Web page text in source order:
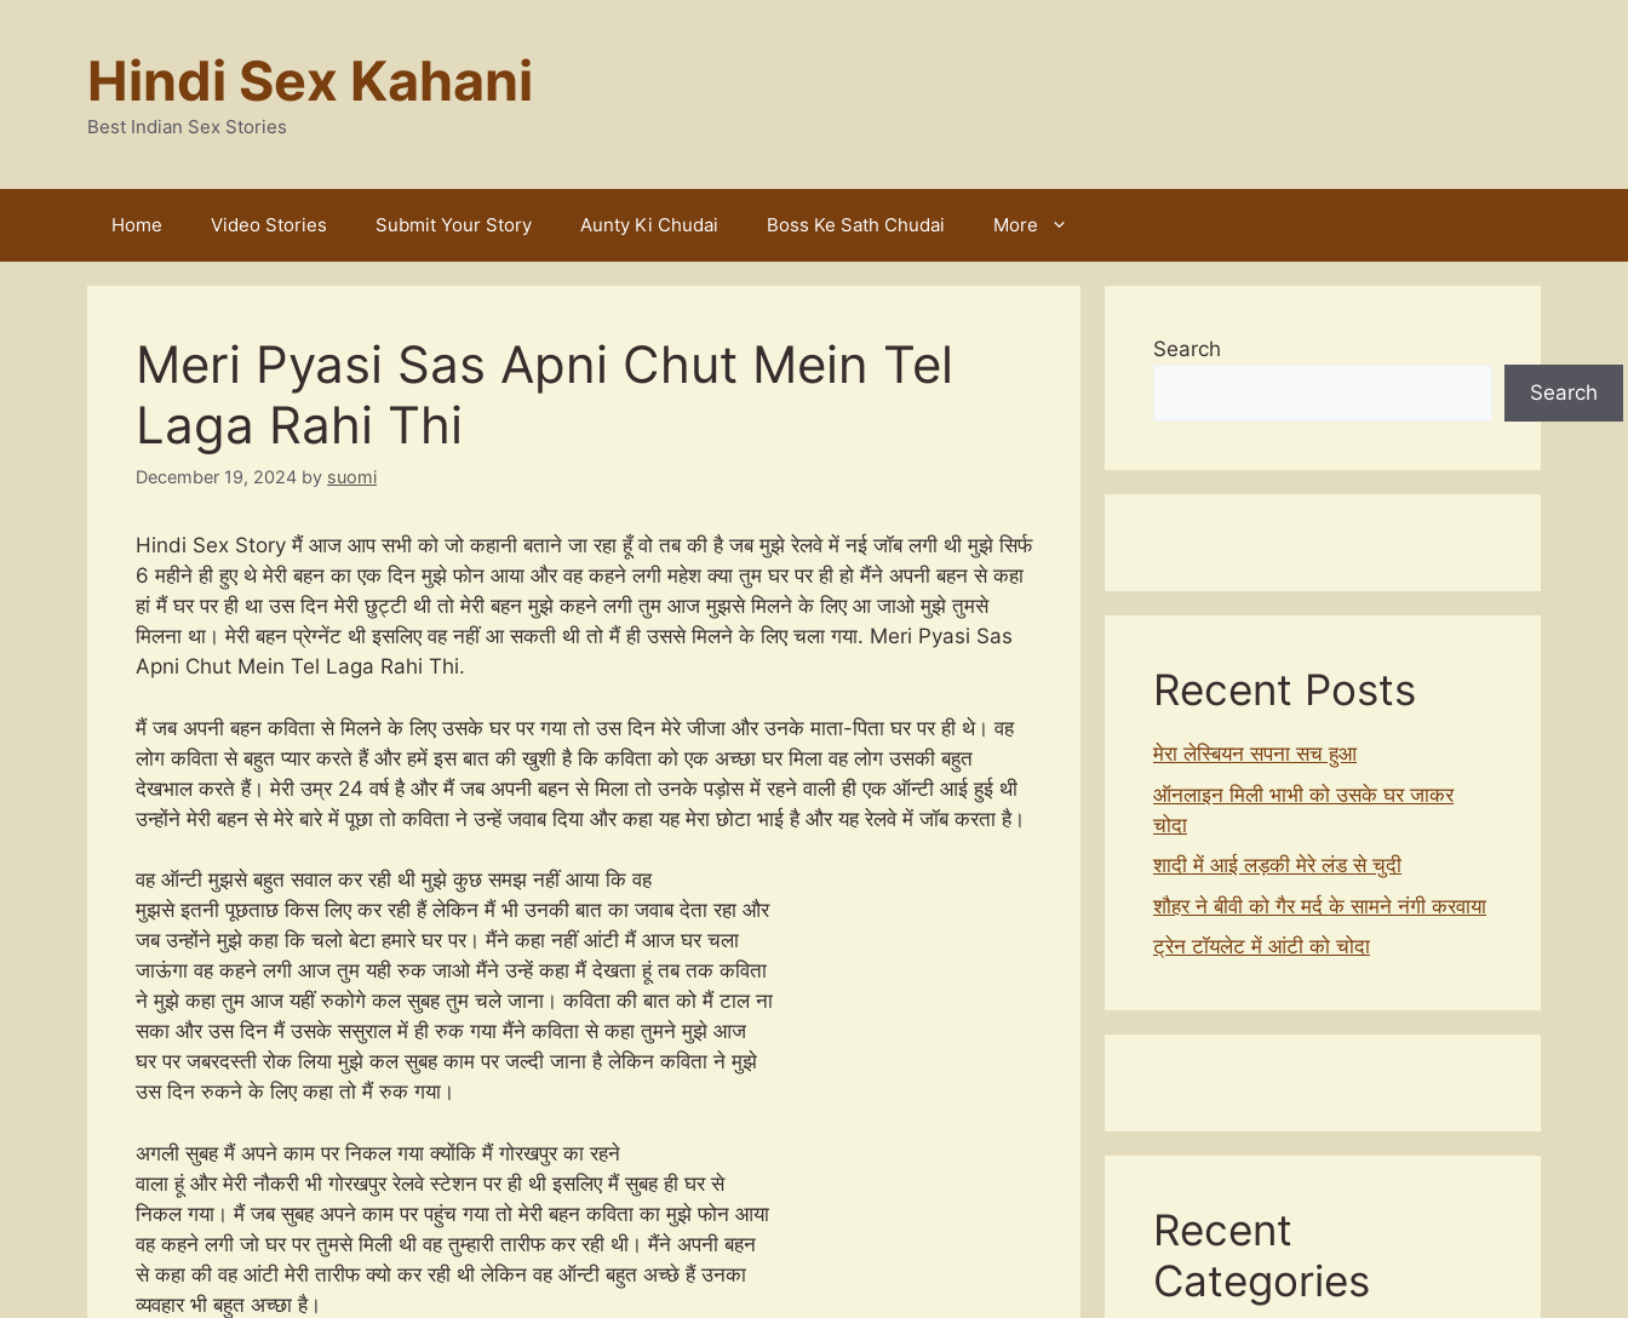
Hindi Sex Kahani
Best Indian Sex Stories
Home Video Stories Submit Your Story Aunty Ki Chudai Boss Ke Sath Chudai More
Meri Pyasi Sas Apni Chut Mein Tel
Laga Rahi Thi
December 19, 2024 by suomi
Hindi Sex Story मैं आज आप सभी को जो कहानी बताने जा रहा हूँ वो तब की है जब मुझे रेलवे में नई जॉब लगी थी मुझे सिर्फ
6 महीने ही हुए थे मेरी बहन का एक दिन मुझे फोन आया और वह कहने लगी महेश क्या तुम घर पर ही हो मैंने अपनी बहन से कहा
हां मैं घर पर ही था उस दिन मेरी छुट्टी थी तो मेरी बहन मुझे कहने लगी तुम आज मुझसे मिलने के लिए आ जाओ मुझे तुमसे
मिलना था। मेरी बहन प्रेग्नेंट थी इसलिए वह नहीं आ सकती थी तो मैं ही उससे मिलने के लिए चला गया. Meri Pyasi Sas
Apni Chut Mein Tel Laga Rahi Thi.
मैं जब अपनी बहन कविता से मिलने के लिए उसके घर पर गया तो उस दिन मेरे जीजा और उनके माता-पिता घर पर ही थे। वह
लोग कविता से बहुत प्यार करते हैं और हमें इस बात की खुशी है कि कविता को एक अच्छा घर मिला वह लोग उसकी बहुत
देखभाल करते हैं। मेरी उम्र 24 वर्ष है और मैं जब अपनी बहन से मिला तो उनके पड़ोस में रहने वाली ही एक ऑन्टी आई हुई थी
उन्होंने मेरी बहन से मेरे बारे में पूछा तो कविता ने उन्हें जवाब दिया और कहा यह मेरा छोटा भाई है और यह रेलवे में जॉब करता है।
वह ऑन्टी मुझसे बहुत सवाल कर रही थी मुझे कुछ समझ नहीं आया कि वह
मुझसे इतनी पूछताछ किस लिए कर रही हैं लेकिन मैं भी उनकी बात का जवाब देता रहा और
जब उन्होंने मुझे कहा कि चलो बेटा हमारे घर पर। मैंने कहा नहीं आंटी मैं आज घर चला
जाऊंगा वह कहने लगी आज तुम यही रुक जाओ मैंने उन्हें कहा मैं देखता हूं तब तक कविता
ने मुझे कहा तुम आज यहीं रुकोगे कल सुबह तुम चले जाना। कविता की बात को मैं टाल ना
सका और उस दिन मैं उसके ससुराल में ही रुक गया मैंने कविता से कहा तुमने मुझे आज
घर पर जबरदस्ती रोक लिया मुझे कल सुबह काम पर जल्दी जाना है लेकिन कविता ने मुझे
उस दिन रुकने के लिए कहा तो मैं रुक गया।
अगली सुबह मैं अपने काम पर निकल गया क्योंकि मैं गोरखपुर का रहने
वाला हूं और मेरी नौकरी भी गोरखपुर रेलवे स्टेशन पर ही थी इसलिए मैं सुबह ही घर से
निकल गया। मैं जब सुबह अपने काम पर पहुंच गया तो मेरी बहन कविता का मुझे फोन आया
वह कहने लगी जो घर पर तुमसे मिली थी वह तुम्हारी तारीफ कर रही थी। मैंने अपनी बहन
से कहा की वह आंटी मेरी तारीफ क्यो कर रही थी लेकिन वह ऑन्टी बहुत अच्छे हैं उनका
व्यवहार भी बहुत अच्छा है।
Search
Search
Recent Posts
मेरा लेस्बियन सपना सच हुआ
ऑनलाइन मिली भाभी को उसके घर जाकर
चोदा
शादी में आई लड़की मेरे लंड से चुदी
शौहर ने बीवी को गैर मर्द के सामने नंगी करवाया
ट्रेन टॉयलेट में आंटी को चोदा
Recent
Categories